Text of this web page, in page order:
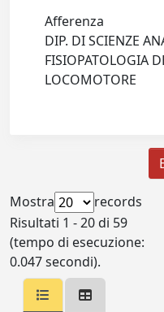
Afferenza
DIP. DI SCIENZE
FISIOPATOLOGIA
LOCOMOTORE
Mostra
records
Risultati 1 - 20 di 59
(tempo di esecuzione:
0.047 secondi).